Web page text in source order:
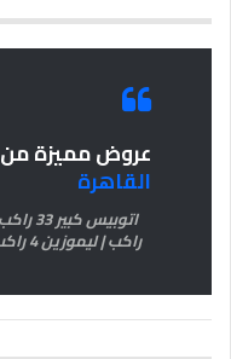
عروض مميزة من
القاهرة
راكب | ليموزين 4 راكب | ليموزين VIP | هاي اس 16 راكب